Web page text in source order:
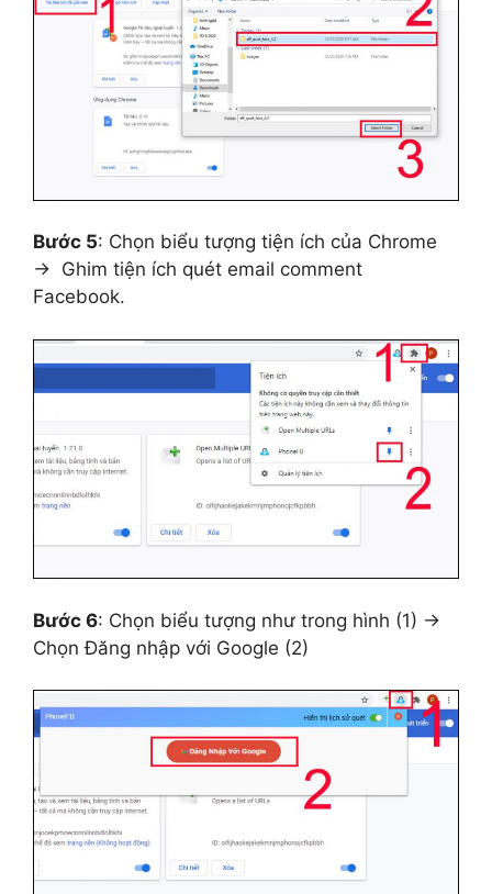
Bước 5: Chọn biểu tượng tiện ích của Chrome
→ Ghim tiện ích quét email comment
Facebook.
Bước 6: Chọn biểu tượng như trong hình (1) →
Chọn Đăng nhập với Google (2)